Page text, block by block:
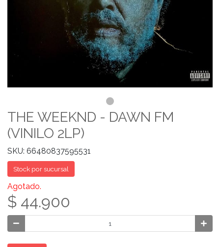
THE WEEKND - DAWN FM
(VINILO 2LP)
SKU: 66480837595531
Stock por sucursal
Agotado.
$ 44.900